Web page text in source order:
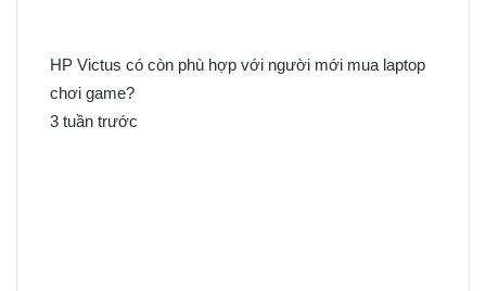
HP Victus có còn phù hợp với người mới mua laptop
chơi game?
3 tuần trước